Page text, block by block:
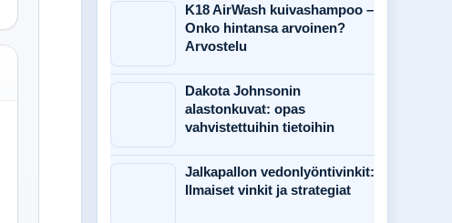
K18 AirWash kuivashampoo –
Onko hintansa arvoinen?
Arvostelu
Dakota Johnsonin
alastonkuvat: opas
vahvistettuihin tietoihin
Jalkapallon vedonlyöntivinkit:
Ilmaiset vinkit ja strategiat